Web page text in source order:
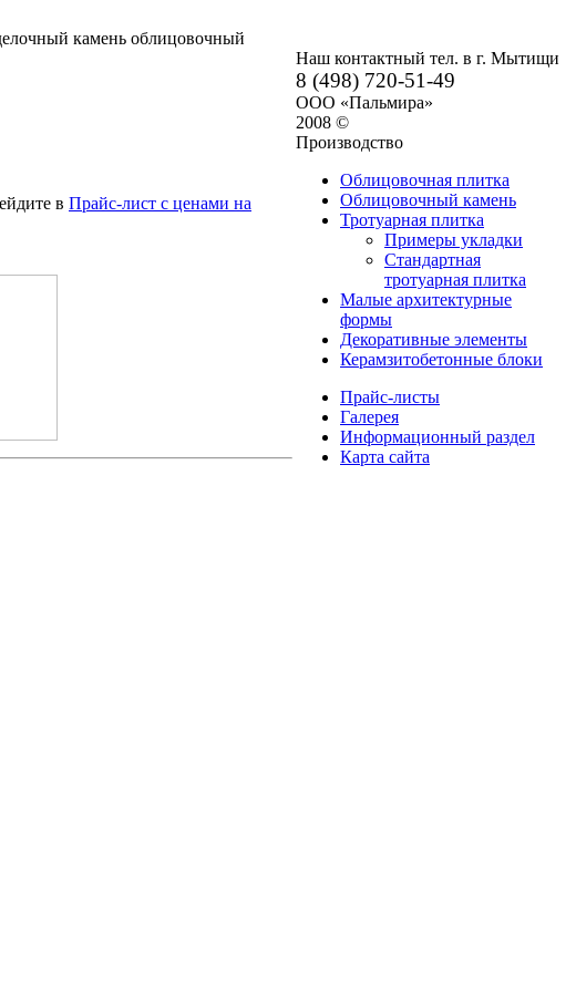
камень облицовочный
в Прайс-лист с ценами на
Наш контактный тел. в г. Мытищи
8 (498) 720-51-49
ООО «Пальмира»
2008 ©
Производство
Облицовочная плитка
Облицовочный камень
Тротуарная плитка
Примеры укладки
Стандартная
тротуарная плитка
Малые архитектурные
формы
Декоративные элементы
Керамзитобетонные блоки
Прайс-листы
Галерея
Информационный раздел
Карта сайта